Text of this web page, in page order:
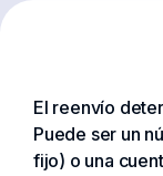
El reenvío
Puede ser un
fijo) o una